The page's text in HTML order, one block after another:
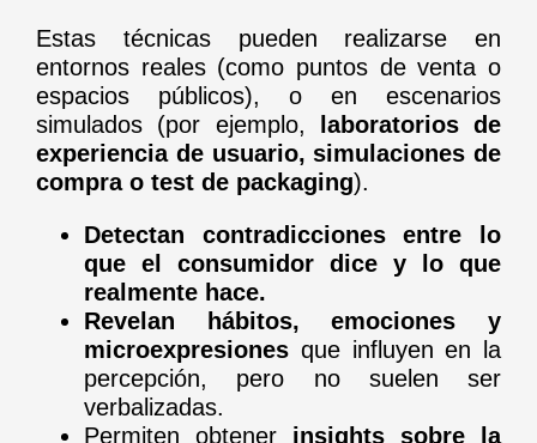
Estas técnicas pueden realizarse en
entornos reales (como puntos de venta o
espacios públicos), o en escenarios
simulados (por ejemplo,
laboratorios de
experiencia de usuario, simulaciones de
compra o test de packaging).
Detectan contradicciones entre lo
que el consumidor dice y lo que
realmente hace.
Revelan hábitos, emociones y
microexpresionesque influyen en la
percepción, pero no suelen ser
verbalizadas.
Permiten obtener insights sobre la